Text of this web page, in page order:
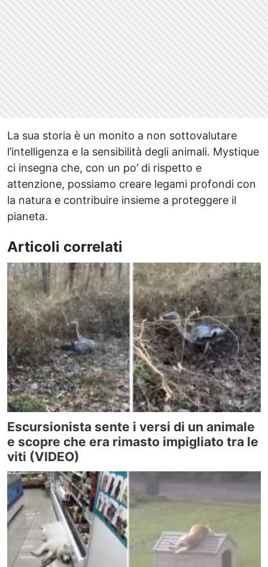
La sua storia è un monito a non sottovalutare
l’intelligenza e la sensibilità degli animali. Mystique
ci insegna che, con un po’ di rispetto e
attenzione, possiamo creare legami profondi con
la natura e contribuire insieme a proteggere il
pianeta.
Articoli correlati
Escursionista sente i versi di un animale
e scopre che era rimasto impigliato tra le
viti (VIDEO)